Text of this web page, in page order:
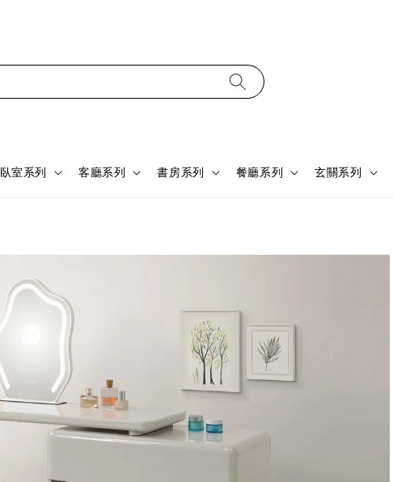
臥室系列 客廳系列 書房系列 餐廳系列 玄關系列